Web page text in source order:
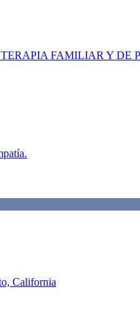
FAMILIAR Y DE
California